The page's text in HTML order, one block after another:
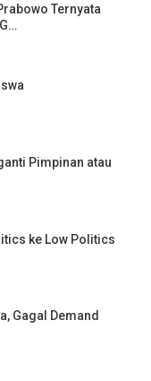
Ternyata
Pimpinan atau
ke Low Politics
Gagal Demand